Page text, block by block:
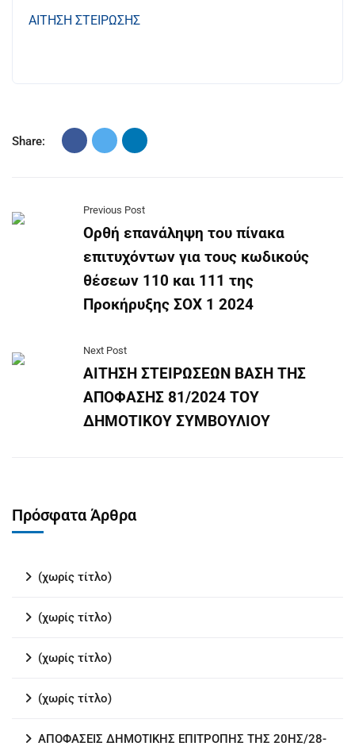
ΑΙΤΗΣΗ ΣΤΕΙΡΩΣΗΣ
Share:
Previous Post
Ορθή επανάληψη του πίνακα
επιτυχόντων για τους κωδικούς
θέσεων 110 και 111 της
Προκήρυξης ΣΟΧ 1 2024
Next Post
ΑΙΤΗΣΗ ΣΤΕΙΡΩΣΕΩΝ ΒΑΣΗ ΤΗΣ
ΑΠΟΦΑΣΗΣ 81/2024 ΤΟΥ
ΔΗΜΟΤΙΚΟΥ ΣΥΜΒΟΥΛΙΟΥ
Πρόσφατα Άρθρα
(χωρίς τίτλο)
(χωρίς τίτλο)
(χωρίς τίτλο)
(χωρίς τίτλο)
ΑΠΟΦΑΣΕΙΣ ΔΗΜΟΤΙΚΗΣ ΕΠΙΤΡΟΠΗΣ ΤΗΣ 20ΗΣ/28-